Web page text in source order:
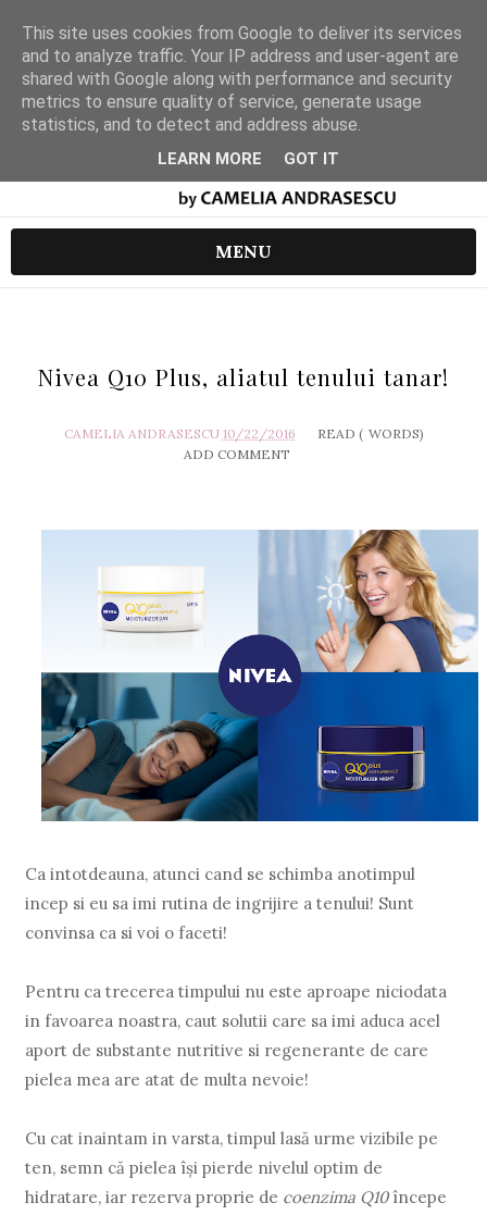
MENU
Nivea Q10 Plus, aliatul tenului tanar!
CAMELIA ANDRASESCU 10/22/2016 READ ( WORDS)
ADD COMMENT
Ca intotdeauna, atunci cand se schimba anotimpul
incep si eu sa imi rutina de ingrijire a tenului! Sunt
convinsa ca si voi o faceti!
Pentru ca trecerea timpului nu este aproape niciodata
in favoarea noastra, caut solutii care sa imi aduca acel
aport de substante nutritive si regenerante de care
pielea mea are atat de multa nevoie!
Cu cat inaintam in varsta, timpul lasă urme vizibile pe
ten, semn că pielea își pierde nivelul optim de
hidratare, iar rezerva proprie de coenzima Q10începe
This site uses cookies from Google to deliver its services
and to analyze traffic. Your IP address and user-agent are
shared with Google along with performance and security
metrics to ensure quality of service, generate usage
statistics, and to detect and address abuse.
LEARN MORE GOT IT